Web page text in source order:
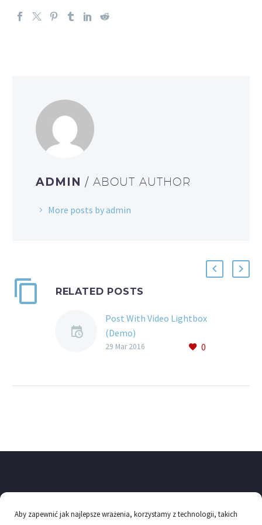
Aby zapewnić jak najlepsze wrażenia, korzystamy z technologii, takich
ADMIN / ABOUT AUTHOR
More posts by admin
RELATED POSTS
Post With Video Lightbox
(Demo)
Lorem Ipsum. Proin
0
29 Mar 2016